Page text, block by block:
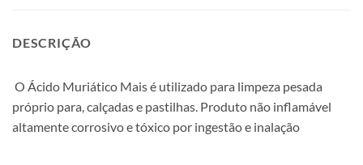
DESCRIÇÃO
O Ácido Muriático Mais é utilizado para limpeza pesada
próprio para, calçadas e pastilhas. Produto não inflamável
altamente corrosivo e tóxico por ingestão e inalação